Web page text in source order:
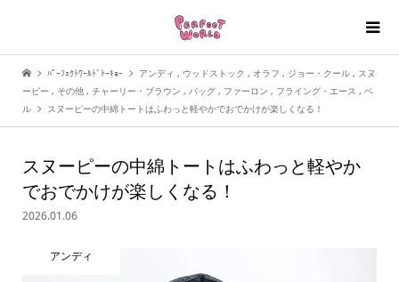
ﾊﾟｰﾌｪｸﾄﾜｰﾙﾄﾞﾄｰｷｮｰ アンディ , ウッドストック , オラフ , ジョー・クール , スヌ
ーピー , その他 , チャーリー・ブラウン , バッグ , ファーロン , フライング・エース , ベ
ル
スヌーピーの中綿トートはふわっと軽やかでおでかけが楽しくなる！
スヌーピーの中綿トートはふわっと軽やか
でおでかけが楽しくなる！
2026.01.06
アンディ